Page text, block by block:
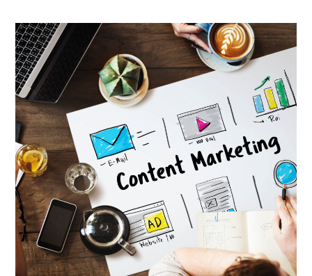
Stratégies
de
marketing
numérique
pour
augmenter
le
trafic
vers
votre
site
web